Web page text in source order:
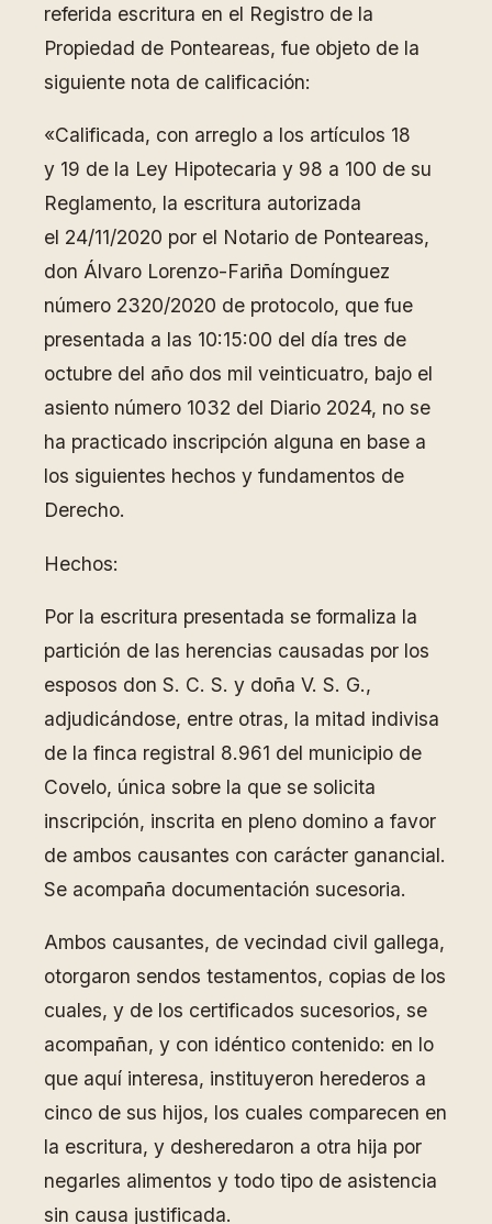
referida escritura en el Registro de la
Propiedad de Ponteareas, fue objeto de la
siguiente nota de calificación:
«Calificada, con arreglo a los artículos 18
y 19 de la Ley Hipotecaria y 98 a 100 de su
Reglamento, la escritura autorizada
el 24/11/2020 por el Notario de Ponteareas,
don Álvaro Lorenzo-Fariña Domínguez
número 2320/2020 de protocolo, que fue
presentada a las 10:15:00 del día tres de
octubre del año dos mil veinticuatro, bajo el
asiento número 1032 del Diario 2024, no se
ha practicado inscripción alguna en base a
los siguientes hechos y fundamentos de
Derecho.
Hechos:
Por la escritura presentada se formaliza la
partición de las herencias causadas por los
esposos don S. C. S. y doña V. S. G.,
adjudicándose, entre otras, la mitad indivisa
de la finca registral 8.961 del municipio de
Covelo, única sobre la que se solicita
inscripción, inscrita en pleno domino a favor
de ambos causantes con carácter ganancial.
Se acompaña documentación sucesoria.
Ambos causantes, de vecindad civil gallega,
otorgaron sendos testamentos, copias de los
cuales, y de los certificados sucesorios, se
acompañan, y con idéntico contenido: en lo
que aquí interesa, instituyeron herederos a
cinco de sus hijos, los cuales comparecen en
la escritura, y desheredaron a otra hija por
negarles alimentos y todo tipo de asistencia
sin causa justificada.